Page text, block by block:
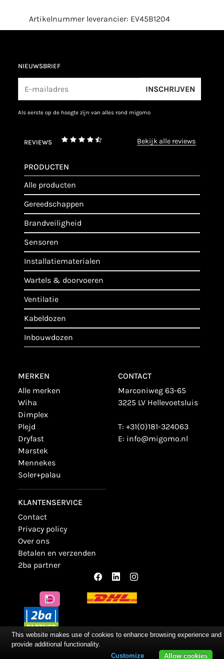
Artikelnummer leverancier: EV45B1204
NIEUWSBRIEF
INSCHRIJVEN
als eerste op de hoogte zijn van alles rond migomo
REVIEWS bekijk alle reviews
PRODUCTEN
alle producten
gereedschappen
brandveiligheid
sensoren
installatiematerialen
wartels & doorvoeren
ventilatie
kabeldozen
inbouwdozen
MERKEN
alle merken
wiha
dimplex
plejd
dryfast
marstek
mennekes
soler+palau
KLANTENSERVICE
contact
privacy policy
over ons
betalen en verzenden
2ba partner
CONTACT
Marconiweg 63-65
3225 LV Hellevoetsluis
T: +31(0)181-324063
E: info@migomo.nl
This website makes use of cookies to enhance browsing experience and
provide additional functionality.
Allow cookies
Customize